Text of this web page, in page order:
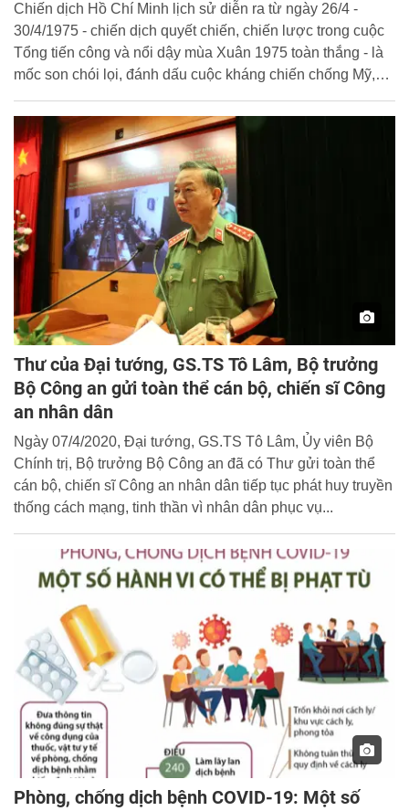
Chiến dịch Hồ Chí Minh lịch sử diễn ra từ ngày 26/4 -
30/4/1975 - chiến dịch quyết chiến, chiến lược trong cuộc
Tổng tiến công và nổi dậy mùa Xuân 1975 toàn thắng - là
mốc son chói lọi, đánh dấu cuộc kháng chiến chống Mỹ,
thực hiện trọn vẹn tâm nguyện của Bác Hồ kính yêu:
"Đánh cho Mỹ cút, đánh cho Ngụy nhào"; giải phóng hoàn
toàn miền Nam, thống nhất đất nước. Ảnh: TTXVN
Thư của Đại tướng, GS.TS Tô Lâm, Bộ trưởng
Bộ Công an gửi toàn thể cán bộ, chiến sĩ Công
an nhân dân
Ngày 07/4/2020, Đại tướng, GS.TS Tô Lâm, Ủy viên Bộ
Chính trị, Bộ trưởng Bộ Công an đã có Thư gửi toàn thể
cán bộ, chiến sĩ Công an nhân dân tiếp tục phát huy truyền
thống cách mạng, tinh thần vì nhân dân phục vụ...
Phòng, chống dịch bệnh COVID-19: Một số